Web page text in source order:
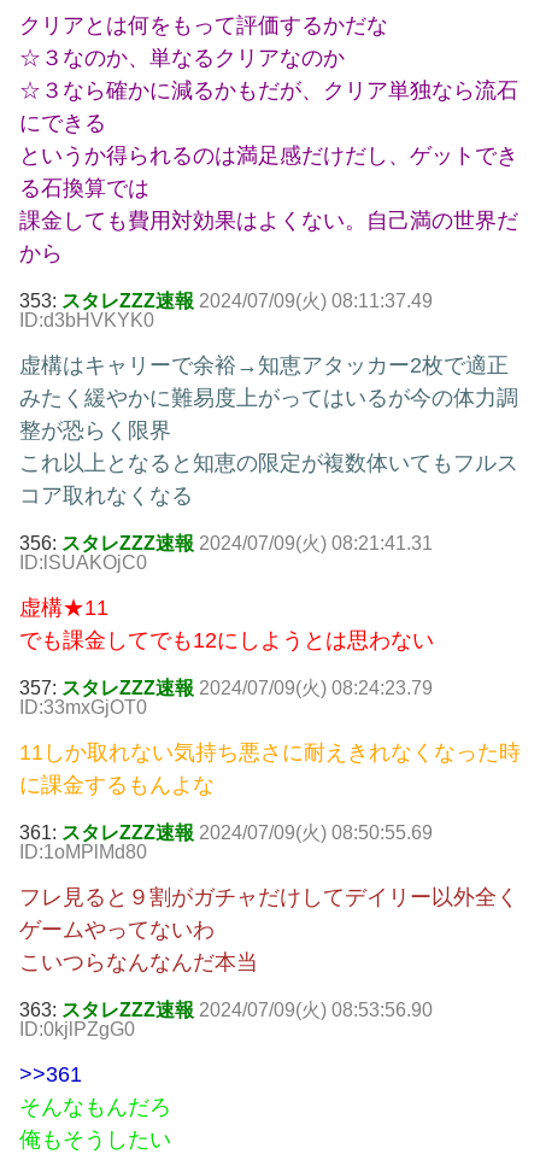
クリアとは何をもって評価するかだな
☆３なのか、単なるクリアなのか
☆３なら確かに減るかもだが、クリア単独なら流石
にできる
というか得られるのは満足感だけだし、ゲットでき
る石換算では
課金しても費用対効果はよくない。自己満の世界だ
から
353: スタレZZZ速報 2024/07/09(火) 08:11:37.49
ID:d3bHVKYK0
虚構はキャリーで余裕→知恵アタッカー2枚で適正
みたく緩やかに難易度上がってはいるが今の体力調
整が恐らく限界
これ以上となると知恵の限定が複数体いてもフルス
コア取れなくなる
356: スタレZZZ速報 2024/07/09(火) 08:21:41.31
ID:lSUAKOjC0
虚構★11
でも課金してでも12にしようとは思わない
357: スタレZZZ速報 2024/07/09(火) 08:24:23.79
ID:33mxGjOT0
11しか取れない気持ち悪さに耐えきれなくなった時
に課金するもんよな
361: スタレZZZ速報 2024/07/09(火) 08:50:55.69
ID:1oMPlMd80
フレ見ると９割がガチャだけしてデイリー以外全く
ゲームやってないわ
こいつらなんなんだ本当
363: スタレZZZ速報 2024/07/09(火) 08:53:56.90
ID:0kjlPZgG0
>>361
そんなもんだろ
俺もそうしたい